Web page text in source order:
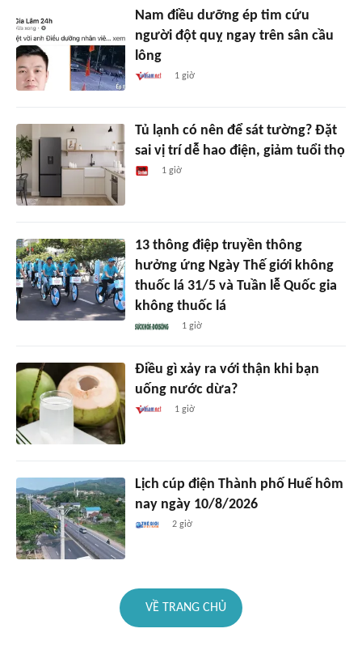
Nam điều dưỡng ép tim cứu
người đột quỵ ngay trên sân cầu
lông
1 giờ
Tủ lạnh có nên để sát tường? Đặt
sai vị trí dễ hao điện, giảm tuổi thọ
1 giờ
13 thông điệp truyền thông
hưởng ứng Ngày Thế giới không
thuốc lá 31/5 và Tuần lễ Quốc gia
không thuốc lá
1 giờ
Điều gì xảy ra với thận khi bạn
uống nước dừa?
1 giờ
Lịch cúp điện Thành phố Huế hôm
nay ngày 10/8/2026
2 giờ
VỀ TRANG CHỦ